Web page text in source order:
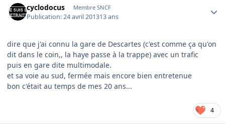
cyclodocus Membre SNCF
Publication:24 avril 201313 ans
dire que j'ai connu la gare de Descartes (c'est comme ça qu'on
dit dans le coin,, la haye passe à la trappe) avec un trafic
puis en gare dite multimodale.
et sa voie au sud, fermée mais encore bien entretenue
bon c'était au temps de mes 20 ans...
4